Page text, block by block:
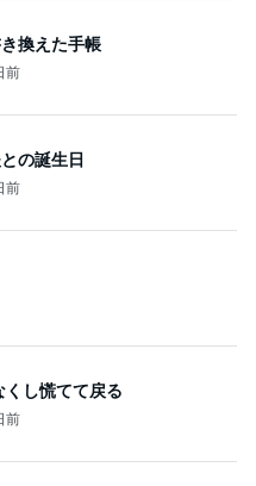
し慌てて戻る
前